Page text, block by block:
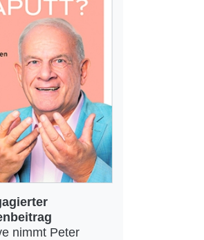
nimmt Peter